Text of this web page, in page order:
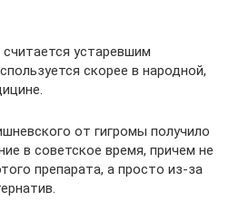
устаревшим
скорее в народной,
от гигромы получило
в советское время, причем не
препарата, а просто из-за